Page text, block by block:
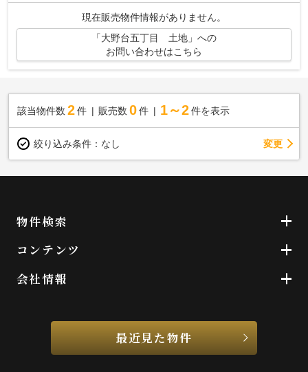
現在販売物件情報がありません。
「大野台五丁目 土地」への
お問い合わせはこちら
該当物件数 2件 販売数 0 件 1～2 件を表示
絞り込み条件： なし 変更
物件検索
コンテンツ
会社情報
最近見た物件